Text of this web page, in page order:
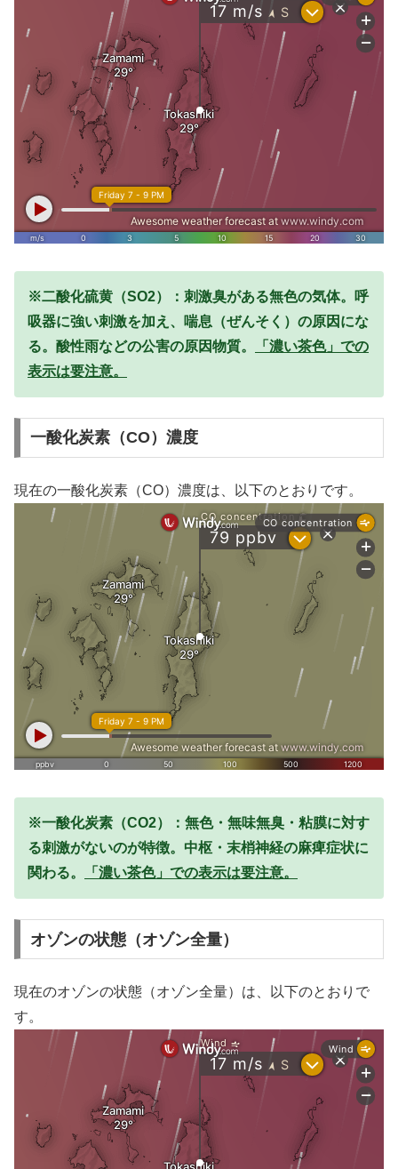
※二酸化硫黄（SO2）：刺激臭がある無色の気体。呼
吸器に強い刺激を加え、喘息（ぜんそく）の原因にな
る。酸性雨などの公害の原因物質。
「濃い茶色」での
表示は要注意。
一酸化炭素（CO）濃度
現在の一酸化炭素（CO）濃度は、以下のとおりです。
※一酸化炭素（CO2）：無色・無味無臭・粘膜に対す
る刺激がないのが特徴。中枢・末梢神経の麻痺症状に
関わる。
「濃い茶色」での表示は要注意。
オゾンの状態（オゾン全量）
現在のオゾンの状態（オゾン全量）は、以下のとおりで
す。